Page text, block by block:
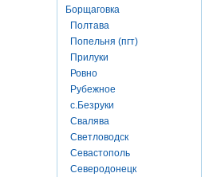
Борщаговка
Полтава
Попельня (пгт)
Прилуки
Ровно
Рубежное
с.Безруки
Свалява
Светловодск
Севастополь
Северодонецк